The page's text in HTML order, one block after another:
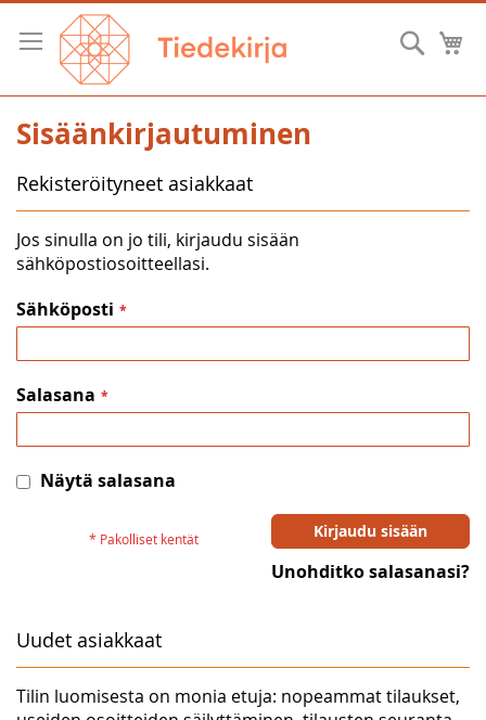
Skip
Content
Hae
Sisäänkirjautuminen
Rekisteröityneet asiakkaat
Jos sinulla on jo tili, kirjaudu sisään
sähköpostiosoitteellasi.
Sähköposti
Salasana
Näytä salasana
Kirjaudu sisään
Unohditko salasanasi?
Uudet asiakkaat
Tilin luomisesta on monia etuja: nopeammat tilaukset,